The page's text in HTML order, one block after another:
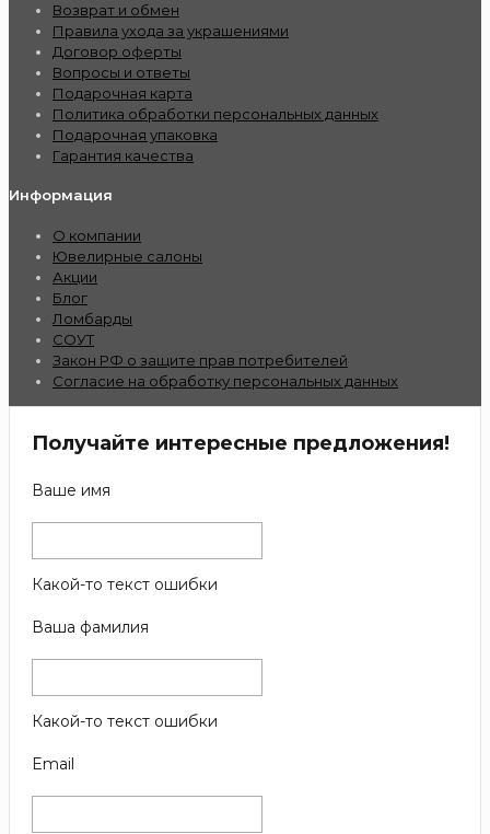
Возврат и обмен
Правила ухода за украшениями
Договор оферты
Вопросы и ответы
Подарочная карта
Политика обработки персональных данных
Подарочная упаковка
Гарантия качества
Информация
О компании
Ювелирные салоны
Акции
Блог
Ломбарды
СОУТ
Закон РФ о защите прав потребителей
Согласие на обработку персональных данных
Получайте интересные предложения!
Ваше имя
Какой-то текст ошибки
Ваша фамилия
Какой-то текст ошибки
Email